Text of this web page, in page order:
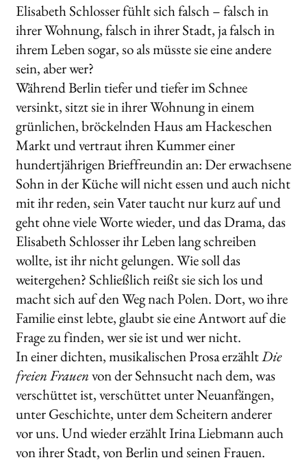
Elisabeth Schlosser fühlt sich falsch – falsch in
ihrer Wohnung, falsch in ihrer Stadt, ja falsch in
ihrem Leben sogar, so als müsste sie eine andere
sein, aber wer?
Während Berlin tiefer und tiefer im Schnee
versinkt, sitzt sie in ihrer Wohnung in einem
grünlichen, bröckelnden Haus am Hackeschen
Markt und vertraut ihren Kummer einer
hundertjährigen Brieffreundin an: Der erwachsene
Sohn in der Küche will nicht essen und auch nicht
mit ihr reden, sein Vater taucht nur kurz auf und
geht ohne viele Worte wieder, und das Drama, das
Elisabeth Schlosser ihr Leben lang schreiben
wollte, ist ihr nicht gelungen. Wie soll das
weitergehen? Schließlich reißt sie sich los und
macht sich auf den Weg nach Polen. Dort, wo ihre
Familie einst lebte, glaubt sie eine Antwort auf die
Frage zu finden, wer sie ist und wer nicht.
In einer dichten, musikalischen Prosa erzähltDie
freien Frauenvon der Sehnsucht nach dem, was
verschüttet ist, verschüttet unter Neuanfängen,
unter Geschichte, unter dem Scheitern anderer
vor uns. Und wieder erzählt Irina Liebmann auch
von ihrer Stadt, von Berlin und seinen Frauen.